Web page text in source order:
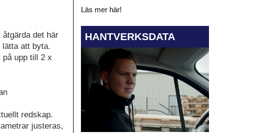
det här
lätta att byta.
på upp till 2 x
redskap.
justeras,
Läs mer här!
HANTVERKSDATA